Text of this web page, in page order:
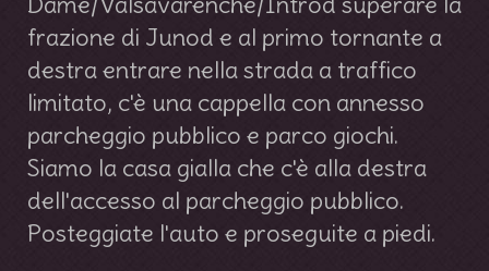
frazione di Junod e al primo tornante a
destra entrare nella strada a traffico
limitato, c'è una cappella con annesso
parcheggio pubblico e parco giochi.
Siamo la casa gialla che c'è alla destra
dell'accesso al parcheggio pubblico.
Posteggiate l'auto e proseguite a piedi.